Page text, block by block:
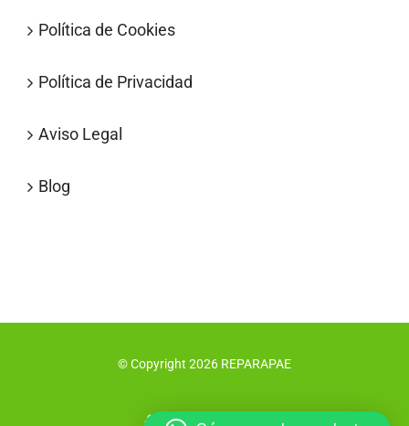
Política de Cookies
Política de Privacidad
Aviso Legal
Blog
© Copyright 2026 REPARAPAE